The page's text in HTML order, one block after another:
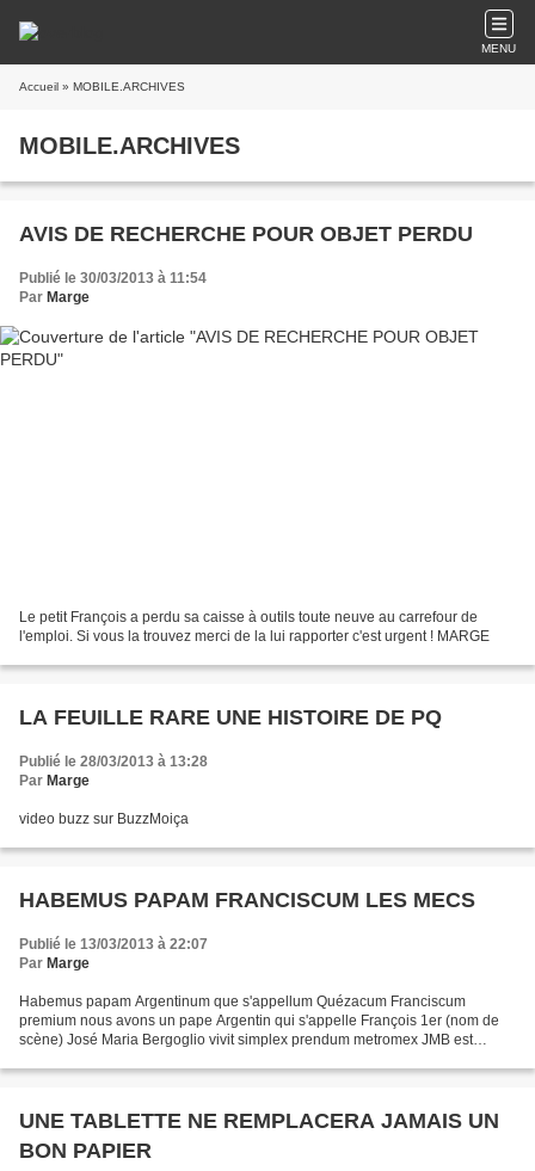
MENU
Accueil » MOBILE.ARCHIVES
MOBILE.ARCHIVES
AVIS DE RECHERCHE POUR OBJET PERDU
Publié le 30/03/2013 à 11:54
Par Marge
Le petit François a perdu sa caisse à outils toute neuve au carrefour de
l'emploi. Si vous la trouvez merci de la lui rapporter c'est urgent ! MARGE
LA FEUILLE RARE UNE HISTOIRE DE PQ
Publié le 28/03/2013 à 13:28
Par Marge
video buzz sur BuzzMoiça
HABEMUS PAPAM FRANCISCUM LES MECS
Publié le 13/03/2013 à 22:07
Par Marge
Habemus papam Argentinum que s'appellum Quézacum Franciscum
premium nous avons un pape Argentin qui s'appelle François 1er (nom de
scène) José Maria Bergoglio vivit simplex prendum metromex JMB est
UNE TABLETTE NE REMPLACERA JAMAIS UN
BON PAPIER